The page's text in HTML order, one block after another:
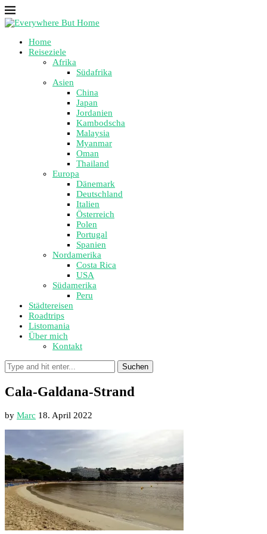
Home
Reiseziele
Afrika
Südafrika
Asien
China
Japan
Jordanien
Kambodscha
Malaysia
Myanmar
Oman
Thailand
Europa
Dänemark
Deutschland
Italien
Österreich
Polen
Portugal
Spanien
Nordamerika
Costa Rica
USA
Südamerika
Peru
Städtereisen
Roadtrips
Listomania
Über mich
Kontakt
Suchen
Cala-Galdana-Strand
by Marc 18. April 2022